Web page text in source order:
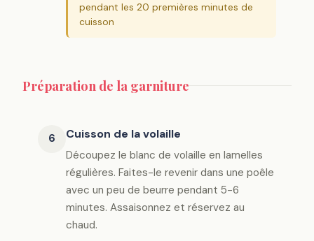
pendant les 20 premières minutes de
cuisson
Préparation de la garniture
6 Cuisson de la volaille
Découpez le blanc de volaille en lamelles
régulières. Faites-le revenir dans une poêle
avec un peu de beurre pendant 5-6
minutes. Assaisonnez et réservez au
chaud.